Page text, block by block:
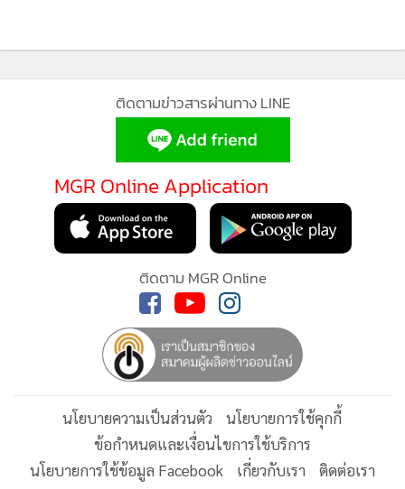
ออนไลน์และลงพื้นที่จริง
ผศ.ดร.อิทธิโชติ กล่าวว่า บุหรี่ไฟฟ้ายังเป็นประเด็นสำคัญในกลุ่ม
วัยรุ่นและนักศึกษา การสื่อสารจึงต้องใช้ภาษาที่เยาวชนเข้าใจ
โดยให้นักศึกษาเป็นส่วนสำคัญในการแปลงข้อมูลจากผู้เชี่ยวชาญ
สู่ภาษาของคนรุ่นเดียวกัน จุดแข็งของมหาวิทยาลัยมหิดลคือการ
มีคณะแพทย์ โรงพยาบาล คลินิกช่วยเลิกบุหรี่ และผู้เชี่ยวชาญ
จำนวนมาก ทำให้การขับเคลื่อนครอบคลุมทั้งการให้ความรู้ การ
นโยบายระดับประเทศได้อย่างครบวงจร
อย่างไรก็ตาม ผศ.ดร.อิทธิโชติ ย้ำว่าความรู้ทางการแพทย์เพียง
อย่างเดียวไม่อาจแก้ปัญหาได้ทั้งหมด การทำงานจึงต้องปรับทั้ง
กติกา พื้นที่ และบรรยากาศทางสังคม โดยใช้แนวทางเชิงบวก
มากกว่าการห้ามหรือลงโทษ